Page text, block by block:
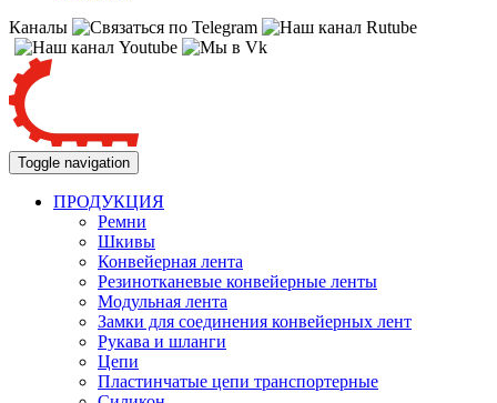
Каналы
Toggle navigation
ПРОДУКЦИЯ
Ремни
Шкивы
Конвейерная лента
Резинотканевые конвейерные ленты
Модульная лента
Замки для соединения конвейерных лент
Рукава и шланги
Цепи
Пластинчатые цепи транспортерные